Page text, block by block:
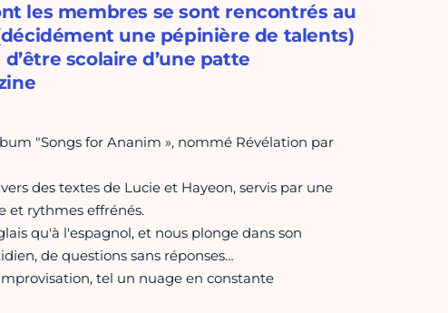
les membres se sont rencontrés au
une pépinière de talents)
scolaire d’une patte
"Songs for Ananim », nommé Révélation par
des textes de Lucie et Hayeon, servis par une
et rythmes effrénés.
qu'à l'espagnol, et nous plonge dans son
de questions sans réponses…
tel un nuage en constante